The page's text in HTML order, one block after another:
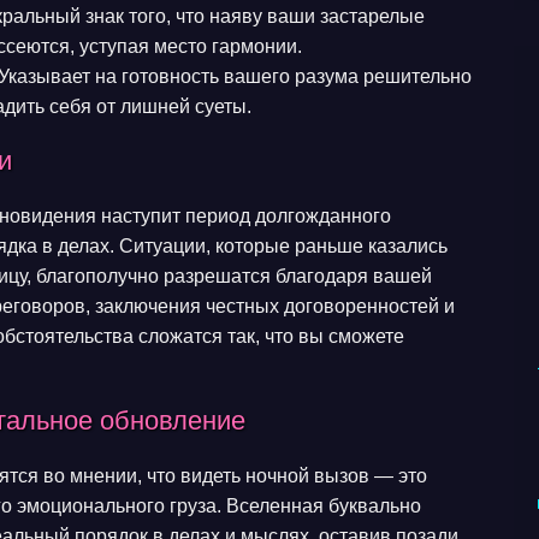
знак того, что наяву ваши застарелые
уступая место гармонии.
на готовность вашего разума решительно
себя от лишней суеты.
наступит период долгожданного
в делах. Ситуации, которые раньше казались
благополучно разрешатся благодаря вашей
заключения честных договоренностей и
сложатся так, что вы сможете
обновление
во мнении, что видеть ночной вызов — это
груза. Вселенная буквально